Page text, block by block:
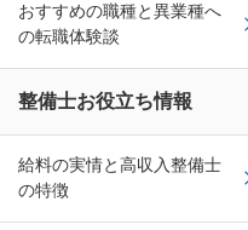
おすすめの職種と異業種へ
の転職体験談
整備士お役立ち情報
給料の実情と高収入整備士
の特徴